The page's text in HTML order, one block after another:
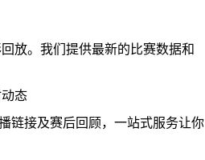
放。我们提供最新的比赛数据和
态
链接及赛后回顾，一站式服务让你